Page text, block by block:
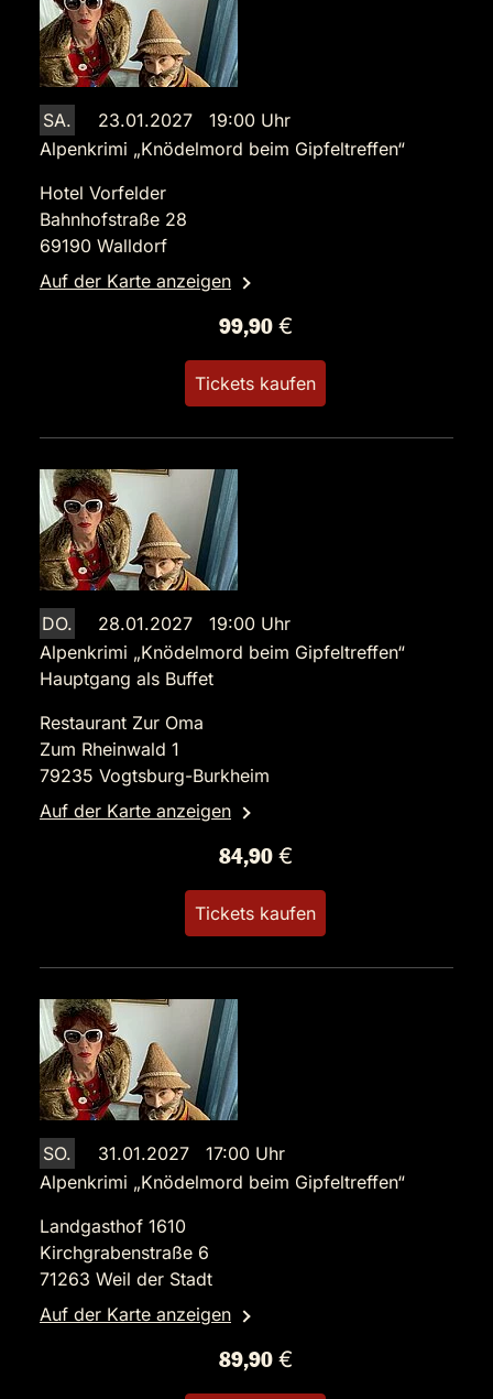
SA.
23.01.2027 19:00 Uhr
Alpenkrimi „Knödelmord beim Gipfeltreffen“
Hotel Vorfelder
Bahnhofstraße 28
69190 Walldorf
Auf der Karte anzeigen
99,90 €
Tickets kaufen
DO.
28.01.2027 19:00 Uhr
Alpenkrimi „Knödelmord beim Gipfeltreffen“
Hauptgang als Buffet
Restaurant Zur Oma
Zum Rheinwald 1
79235 Vogtsburg-Burkheim
Auf der Karte anzeigen
84,90 €
Tickets kaufen
SO.
31.01.2027 17:00 Uhr
Alpenkrimi „Knödelmord beim Gipfeltreffen“
Landgasthof 1610
Kirchgrabenstraße 6
71263 Weil der Stadt
Auf der Karte anzeigen
89,90 €